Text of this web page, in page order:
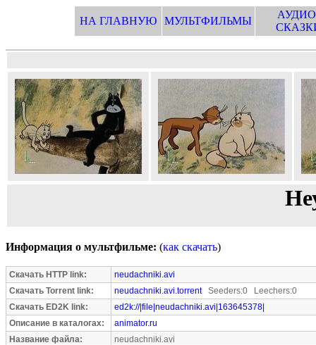
НА ГЛАВНУЮ МУЛЬТФИЛЬМЫ
Информация о мультфильме: (как скачать)
Скачать HTTP link:
neudachniki.avi
Скачать Torrent link:
neudachniki.avi.torrentSeeders:0 Leechers:0
Скачать ED2K link:
ed2k://|file|neudachniki.avi|163645378|
Описание в каталогах:
animator.ru
Название файла:
neudachniki.avi